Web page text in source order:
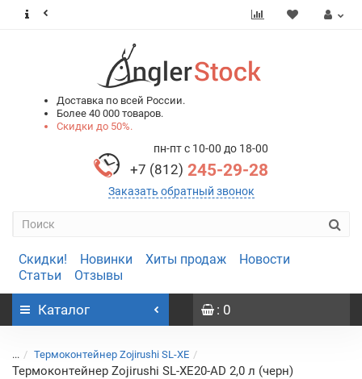
Доставка по всей России.
Более 40 000 товаров.
Скидки до 50%.
пн-пт с 10-00 до 18-00
+7 (812) 245-29-28
Заказать обратный звонок
Скидки! Новинки Хиты продаж
Новости
Статьи
Отзывы
Каталог : 0
... Термоконтейнер Zojirushi SL-XE
Термоконтейнер Zojirushi SL-XE20-AD 2,0 л (черн)